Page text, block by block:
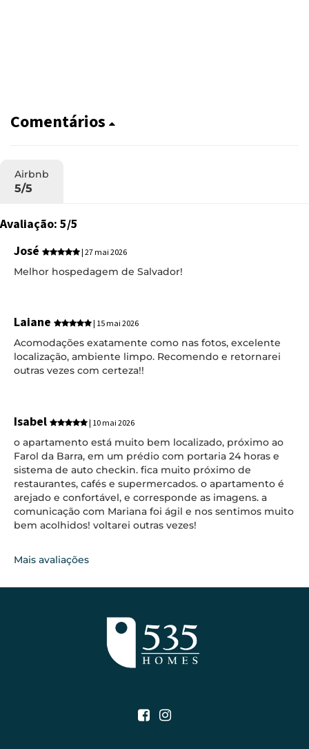
Comentários
Airbnb
5/5
Avaliação: 5/5
José
| 27 mai 2026
Melhor hospedagem de Salvador!
Laiane | 15 mai 2026
Acomodações exatamente como nas fotos, excelente
localização, ambiente limpo. Recomendo e retornarei
outras vezes com certeza!!
Isabel | 10 mai 2026
o apartamento está muito bem localizado, próximo ao
Farol da Barra, em um prédio com portaria 24 horas e
sistema de auto checkin. fica muito próximo de
restaurantes, cafés e supermercados. o apartamento é
arejado e confortável, e corresponde as imagens. a
comunicação com Mariana foi ágil e nos sentimos muito
bem acolhidos! voltarei outras vezes!
Mais avaliações